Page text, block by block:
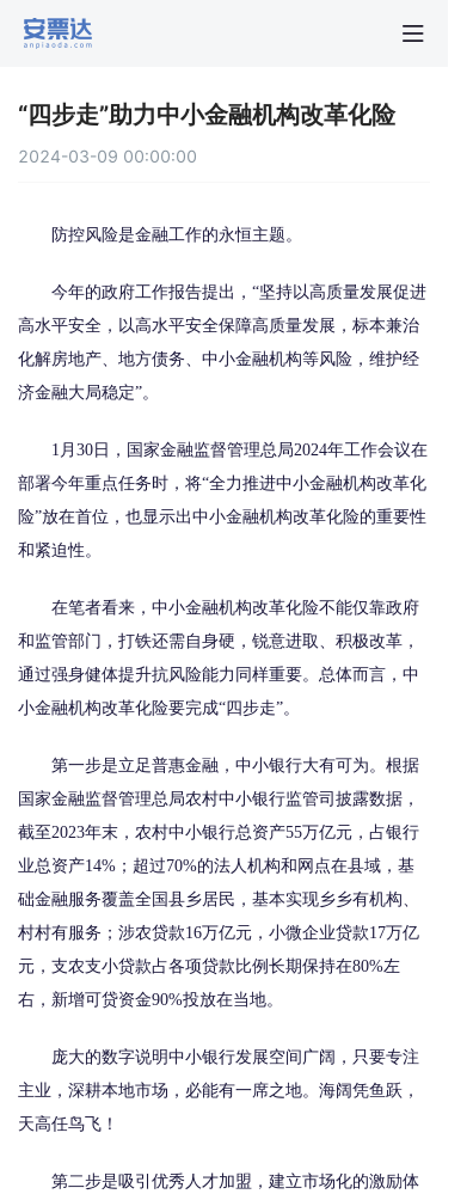
“四步走”助力中小金融机构改革化险
2024-03-09 00:00:00
防控风险是金融工作的永恒主题。
今年的政府工作报告提出，“坚持以高质量发展促进
高水平安全，以高水平安全保障高质量发展，标本兼治
化解房地产、地方债务、中小金融机构等风险，维护经
济金融大局稳定”。
1月30日，国家金融监督管理总局2024年工作会议在
部署今年重点任务时，将“全力推进中小金融机构改革化
险”放在首位，也显示出中小金融机构改革化险的重要性
和紧迫性。
在笔者看来，中小金融机构改革化险不能仅靠政府
和监管部门，打铁还需自身硬，锐意进取、积极改革，
通过强身健体提升抗风险能力同样重要。总体而言，中
小金融机构改革化险要完成“四步走”。
第一步是立足普惠金融，中小银行大有可为。根据
国家金融监督管理总局农村中小银行监管司披露数据，
截至2023年末，农村中小银行总资产55万亿元，占银行
业总资产14%；超过70%的法人机构和网点在县域，基
础金融服务覆盖全国县乡居民，基本实现乡乡有机构、
村村有服务；涉农贷款16万亿元，小微企业贷款17万亿
元，支农支小贷款占各项贷款比例长期保持在80%左
右，新增可贷资金90%投放在当地。
庞大的数字说明中小银行发展空间广阔，只要专注
主业，深耕本地市场，必能有一席之地。海阔凭鱼跃，
天高任鸟飞！
第二步是吸引优秀人才加盟，建立市场化的激励体